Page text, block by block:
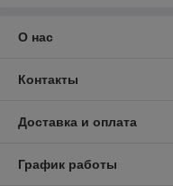
О нас
Контакты
Доставка и оплата
График работы